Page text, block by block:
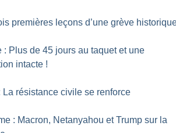
premières leçons d’une grève
: Plus de 45 jours au taquet et une
intacte !
La résistance civile se renforce
: Macron, Netanyahou et Trump sur la